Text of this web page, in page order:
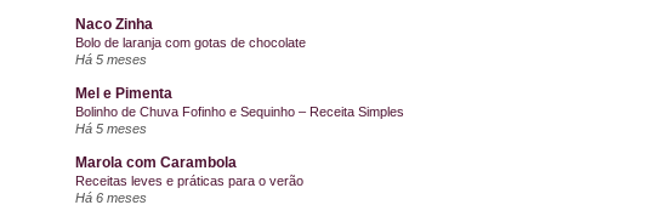
Naco Zinha
Bolo de laranja com gotas de chocolate
Há 5 meses
Mel e Pimenta
Bolinho de Chuva Fofinho e Sequinho – Receita Simples
Há 5 meses
Marola com Carambola
Receitas leves e práticas para o verão
Há 6 meses